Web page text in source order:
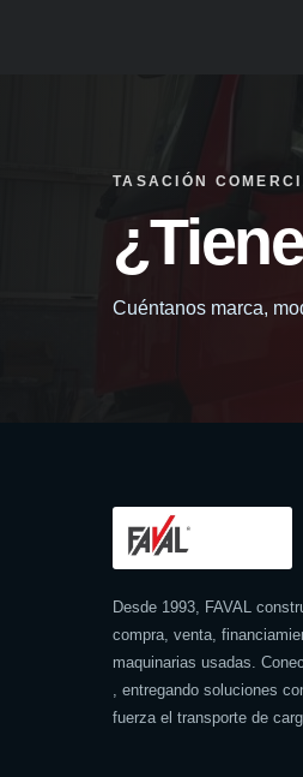
TASACIÓN
Cuéntanos marca,
Desde 1993, FAVAL
compra, venta,
maquinarias usadas.
, entregando soluciones
fuerza el transporte de